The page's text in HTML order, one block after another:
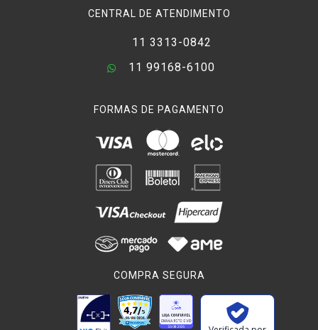
CENTRAL DE ATENDIMENTO
11 3313-0842
11 99168-6100
FORMAS DE PAGAMENTO
COMPRA SEGURA